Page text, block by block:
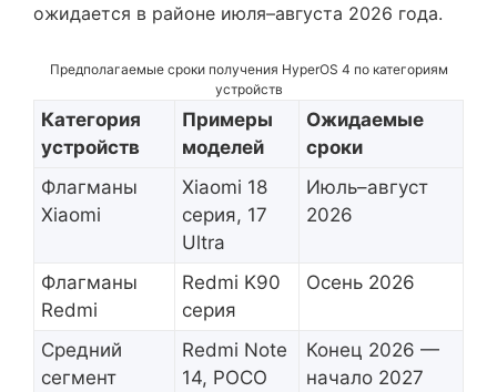
ожидается в районе июля–августа 2026 года.
Предполагаемые сроки получения HyperOS 4 по категориям
устройств
Категория
устройств
Примеры
моделей
Ожидаемые
сроки
Флагманы
Xiaomi
Xiaomi 18
серия, 17
Ultra
Июль–август
2026
Флагманы
Redmi
Redmi K90
серия
Осень 2026
Средний
сегмент
Redmi Note
14, POCO
Конец 2026 —
начало 2027